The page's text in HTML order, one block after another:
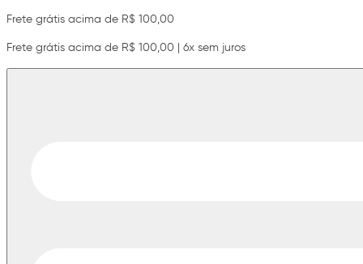
Frete grátis acima de R$ 100,00
Frete grátis acima de R$ 100,00 | 6x sem juros